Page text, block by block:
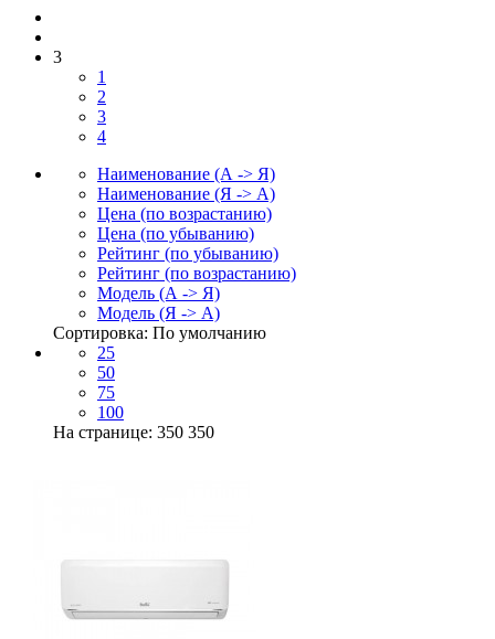
3
1
2
3
4
Наименование (А -> Я)
Наименование (Я -> А)
Цена (по возрастанию)
Цена (по убыванию)
Рейтинг (по убыванию)
Рейтинг (по возрастанию)
Модель (А -> Я)
Модель (Я -> А)
Сортировка: По умолчанию
25
50
75
100
На странице: 350 350